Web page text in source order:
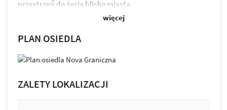
przestrzeń do życia blisko miasta.
W skład osiedla wchodzi sześć budynków i ponad 370
funkcjonalnych mieszkań. Przemyślane układy
zapewniają jasne, ustawne wnętrza oraz możliwość ich
łatwej aranżacji. Przestronne balkony zapewniają
ludziom i ich potrzebom.
więcej
PLAN OSIEDLA
ZALETY LOKALIZACJI